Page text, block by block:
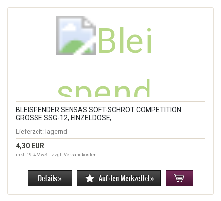
BLEISPENDER SENSAS SOFT-SCHROT COMPETITION
GRÖSSE SSG-12, EINZELDOSE,
Lieferzeit: lagernd
4,30 EUR
inkl. 19 % MwSt. zzgl. Versandkosten